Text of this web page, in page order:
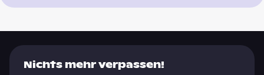
Nichts mehr verpassen!